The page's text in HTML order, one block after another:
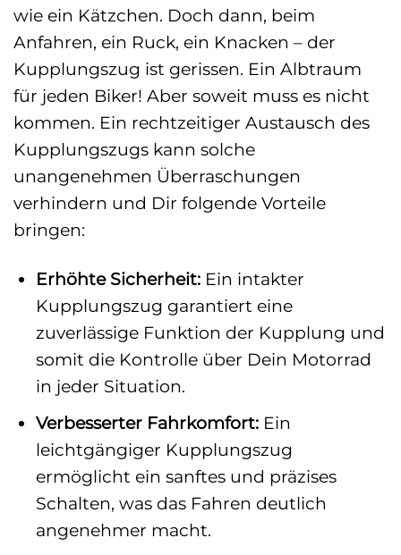
wie ein Kätzchen. Doch dann, beim
Anfahren, ein Ruck, ein Knacken – der
Kupplungszug ist gerissen. Ein Albtraum
für jeden Biker! Aber soweit muss es nicht
kommen. Ein rechtzeitiger Austausch des
Kupplungszugs kann solche
unangenehmen Überraschungen
verhindern und Dir folgende Vorteile
bringen:
Erhöhte Sicherheit:Ein intakter
Kupplungszug garantiert eine
zuverlässige Funktion der Kupplung und
somit die Kontrolle über Dein Motorrad
in jeder Situation.
Verbesserter Fahrkomfort:Ein
leichtgängiger Kupplungszug
ermöglicht ein sanftes und präzises
Schalten, was das Fahren deutlich
angenehmer macht.